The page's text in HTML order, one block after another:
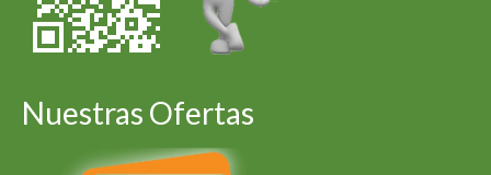
Nuestras Ofertas